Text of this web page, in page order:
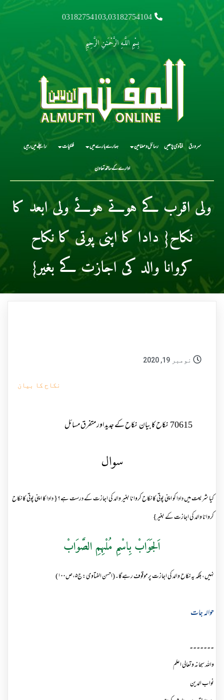
03182754103,03182754104
بِسْمِ اللَّـهِ الرَّحْمَـٰنِ الرَّحِيمِ
سرورق فتاوی پڑھیں رسائل و مضامین ہمارے بارے میں فلکیات رابطے میں رہیں
ادارے کے ساتھ تعاون
ولی اقرب کے ہوتے ہوئے ولی ابعد کا
نکاح{ دادا کا اپنی پوتی کا نکاح
کروانا والد کی اجازت کے بغیر}
نومبر 19, 2020
نکاح کا بیان
70615نکاح کا بیاننکاح کے جدید اور متفرق مسائل
سوال
کیا شریعت میں دادا کو اپنی پوتی کا نکاح کروانا بغیر والد کی اجازت کے درست ہے؟{ دادا کا اپنی پوتی کا نکاح
کروانا والد کی اجازت کے بغیر}
اَلجَوَابْ بِاسْمِ مُلْہِمِ الصَّوَابْ
نہیں،بلکہ یہ نکاح والد کی اجازت پر موقوف رہےگا۔(احسن الفتاوی:ج۵،ص۱۰۰)
حوالہ جات
۔۔۔۔۔۔۔
واللہ سبحانہ وتعالی اعلم
نواب الدین